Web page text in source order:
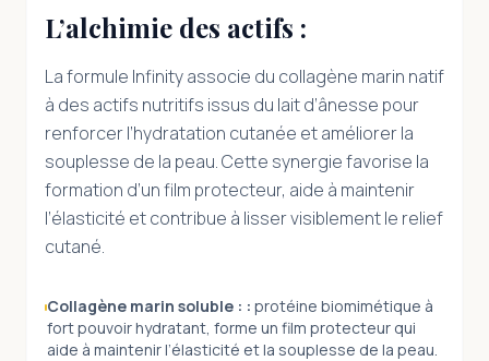
L’alchimie des actifs :
La formule Infinity associe du collagène marin natif
à des actifs nutritifs issus du lait d’ânesse pour
renforcer l’hydratation cutanée et améliorer la
souplesse de la peau. Cette synergie favorise la
formation d’un film protecteur, aide à maintenir
l’élasticité et contribue à lisser visiblement le relief
cutané.
Collagène marin soluble : : protéine biomimétique à
fort pouvoir hydratant, forme un film protecteur qui
aide à maintenir l’élasticité et la souplesse de la peau.